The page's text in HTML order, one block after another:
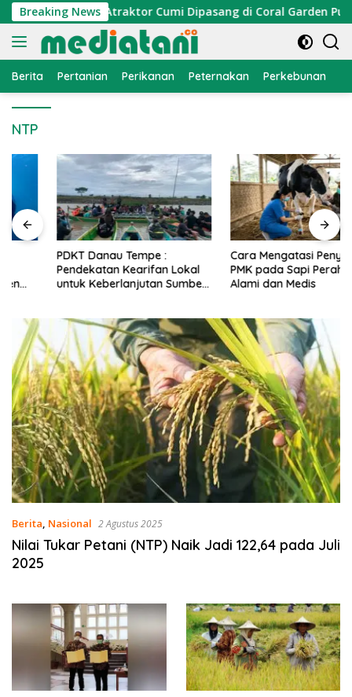
Langsung
ke
konten
Breaking News
Nelayan, Atraktor Cumi Dipasang di Coral Garden Pulau
Berita Pertanian Perikanan Peternakan Perkebunan
NTP
PDKT Danau Tempe :
Pendekatan Kearifan Lokal
untuk Keberlanjutan Sumber
Cara Mengatasi Penyakit
PMK pada Sapi Perah Secara
Alami dan Medis
Berita, Nasional 2 Agustus 2025
Nilai Tukar Petani (NTP) Naik Jadi 122,64 pada Juli
2025